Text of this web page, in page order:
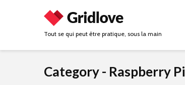
Tout se qui peut être pratique, sous la main
Category - Raspberry Pi